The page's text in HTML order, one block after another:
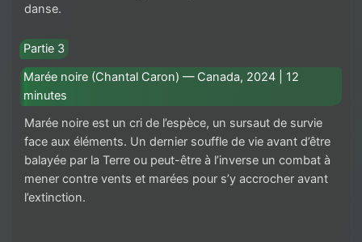
danse.
Partie 3
Marée noire (Chantal Caron) — Canada, 2024 | 12
minutes
Marée noire est un cri de l’espèce, un sursaut de survie
face aux éléments. Un dernier souffle de vie avant d’être
balayée par la Terre ou peut-être à l’inverse un combat à
mener contre vents et marées pour s’y accrocher avant
l’extinction.